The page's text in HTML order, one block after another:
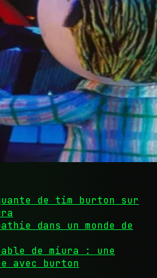
de tim burton sur
dans un monde de
de miura : une
avec burton